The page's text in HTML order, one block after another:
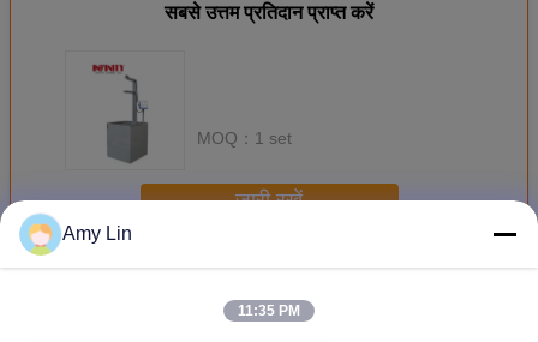
सबसे उत्तम प्रतिदान प्राप्त करें
MOQ： 1 set
जारी रखें
अधिकप्रभाव परीक्षण मशीन
Amy Lin
11:35 PM